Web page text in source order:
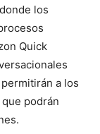
los
Quick
a los
podrán